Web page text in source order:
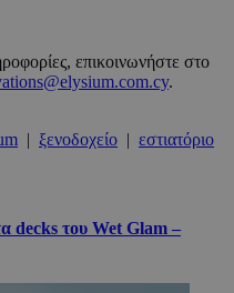
επικοινωνήστε στο
.
| ξενοδοχείο | εστιατόριο
του Wet Glam –